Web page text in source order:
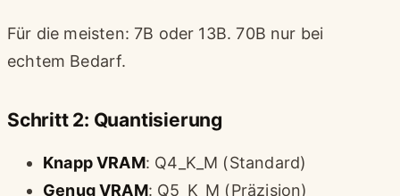
Für die meisten: 7B oder 13B. 70B nur bei
echtem Bedarf.
Schritt 2: Quantisierung
Knapp VRAM: Q4_K_M (Standard)
Genug VRAM: Q5_K_M (Präzision)